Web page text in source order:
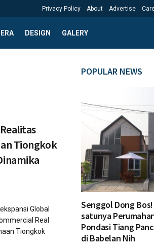
Privacy Policy About Advertise
DESIGN GALERY
Tiongkok
Global
Real
Tiongkok
POPULAR NEWS
Senggol Dong
satunya
Pondasi Tiang
di Babelan Nih